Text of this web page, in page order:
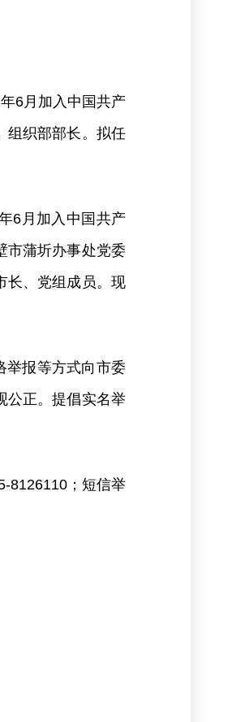
6月加入中国共产
组织部部长。拟任
6月加入中国共产
市蒲圻办事处党委
长、党组成员。现
举报等方式向市委
公正。提倡实名举
8126110；短信举